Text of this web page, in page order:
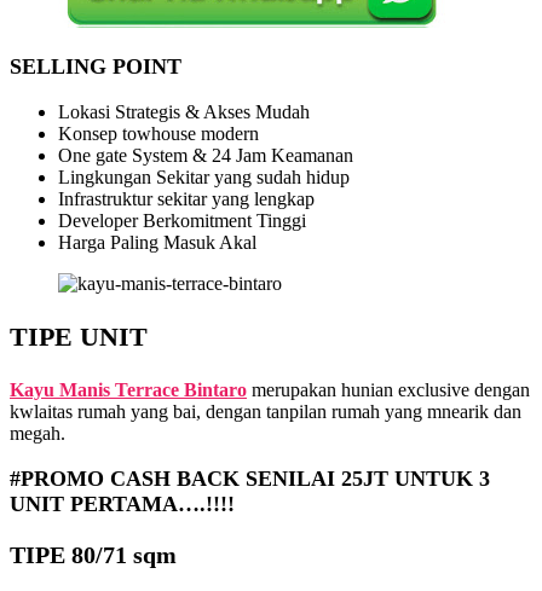
SELLING POINT
Lokasi Strategis & Akses Mudah
Konsep towhouse modern
One gate System & 24 Jam Keamanan
Lingkungan Sekitar yang sudah hidup
Infrastruktur sekitar yang lengkap
Developer Berkomitment Tinggi
Harga Paling Masuk Akal
TIPE UNIT
Kayu Manis Terrace Bintaro merupakan hunian exclusive dengan
kwlaitas rumah yang bai, dengan tanpilan rumah yang mnearik dan
megah.
#PROMO CASH BACK SENILAI 25JT UNTUK 3
UNIT PERTAMA….!!!!
TIPE 80/71 sqm